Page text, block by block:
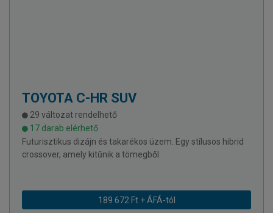
TOYOTA C-HR SUV
29 változat rendelhető
17 darab elérhető
Futurisztikus dizájn és takarékos üzem. Egy stílusos hibrid
crossover, amely kitűnik a tömegből.
189 672 Ft + ÁFÁ-tól